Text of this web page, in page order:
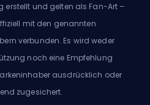
erstellt und gelten als Fan-Art –
mit den genannten
verbunden. Es wird weder
noch eine Empfehlung
ausdrücklich oder
zugesichert.